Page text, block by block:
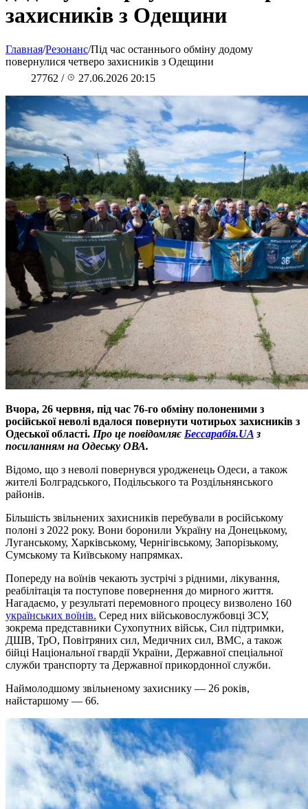
захисників з Одещини
Главная/Резонанс/Під час останнього обміну додому
повернулися четверо захисників з Одещини
27762 / 27.06.2026 20:15
Вчора, 26 червня, під час 76-го обміну полоненими з
російської неволі вдалося повернути чотирьох захисників з
Одеської області. Про це повідомляє Бессарабія.UA з
посиланням на Одеську ОВА.
Відомо, що з неволі повернувся уродженець Одеси, а також
жителі Болградського, Подільського та Роздільнянського
районів.
Більшість звільнених захисників перебували в російському
полоні з 2022 року. Вони боронили Україну на Донецькому,
Луганському, Харківському, Чернігівському, Запорізькому,
Сумському та Київському напрямках.
Попереду на воїнів чекають зустрічі з рідними, лікування,
реабілітація та поступове повернення до мирного життя.
Нагадаємо, у результаті перемовного процесу визволено 160
українських воїнів. Серед них військовослужбовці ЗСУ,
зокрема представники Сухопутних військ, Сил підтримки,
ДШВ, ТрО, Повітряних сил, Медичних сил, ВМС, а також
бійці Національної гвардії України, Державної спеціальної
служби транспорту та Державної прикордонної служби.
Наймолодшому звільненому захиснику — 26 років,
найстаршому — 66.